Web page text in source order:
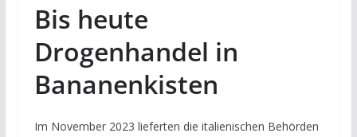
Bis heute
Drogenhandel in
Bananenkisten
Im November 2023 lieferten die italienischen Behörden